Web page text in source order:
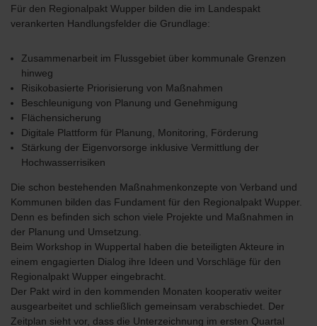
Für den Regionalpakt Wupper bilden die im Landespakt
verankerten Handlungsfelder die Grundlage:
Zusammenarbeit im Flussgebiet über kommunale Grenzen
hinweg
Risikobasierte Priorisierung von Maßnahmen
Beschleunigung von Planung und Genehmigung
Flächensicherung
Digitale Plattform für Planung, Monitoring, Förderung
Stärkung der Eigenvorsorge inklusive Vermittlung der
Hochwasserrisiken
Die schon bestehenden Maßnahmenkonzepte von Verband und
Kommunen bilden das Fundament für den Regionalpakt Wupper.
Denn es befinden sich schon viele Projekte und Maßnahmen in
der Planung und Umsetzung.
Beim Workshop in Wuppertal haben die beteiligten Akteure in
einem engagierten Dialog ihre Ideen und Vorschläge für den
Regionalpakt Wupper eingebracht.
Der Pakt wird in den kommenden Monaten kooperativ weiter
ausgearbeitet und schließlich gemeinsam verabschiedet. Der
Zeitplan sieht vor, dass die Unterzeichnung im ersten Quartal